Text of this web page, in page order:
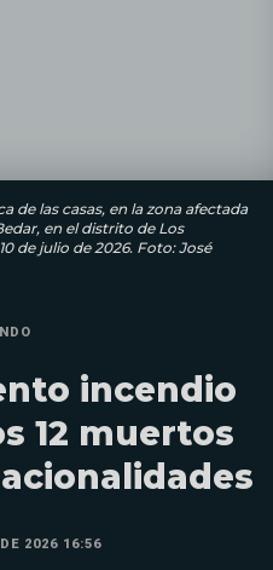
de las casas, en la zona afectada
en el distrito de Los
de julio de 2026. Foto: José
incendio
12 muertos
2026 16:56